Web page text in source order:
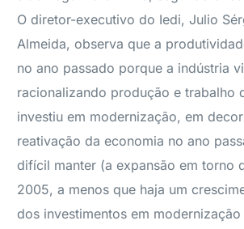
O diretor-executivo do Iedi, Julio
Almeida, observa que a
no ano passado porque a indústria
racionalizando produção e trabalho
investiu em modernização, em
reativação da economia no ano
difícil manter (a expansão em torno
2005, a menos que haja um
dos investimentos em modernização